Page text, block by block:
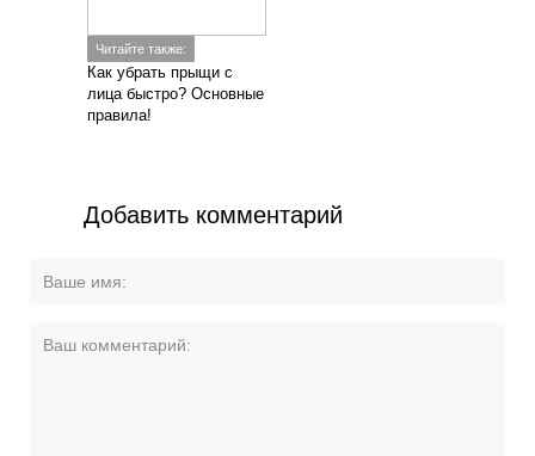
Читайте также:
Как убрать прыщи с
лица быстро? Основные
правила!
Добавить комментарий